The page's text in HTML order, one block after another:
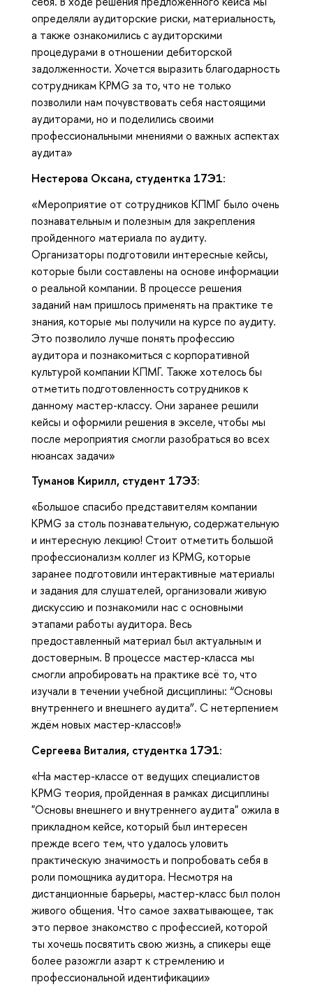
определяли аудиторские риски, материальность,
а также ознакомились с аудиторскими
процедурами в отношении дебиторской
задолженности. Хочется выразить благодарность
сотрудникам KPMG за то, что не только
позволили нам почувствовать себя настоящими
аудиторами, но и поделились своими
профессиональными мнениями о важных аспектах
аудита»
Нестерова Оксана, студентка 17Э1:
«Мероприятие от сотрудников КПМГ было очень
познавательным и полезным для закрепления
пройденного материала по аудиту.
Организаторы подготовили интересные кейсы,
которые были составлены на основе информации
о реальной компании. В процессе решения
заданий нам пришлось применять на практике те
знания, которые мы получили на курсе по аудиту.
Это позволило лучше понять профессию
аудитора и познакомиться с корпоративной
культурой компании КПМГ. Также хотелось бы
отметить подготовленность сотрудников к
данному мастер-классу. Они заранее решили
кейсы и оформили решения в экселе, чтобы мы
после мероприятия смогли разобраться во всех
нюансах задачи»
Туманов Кирилл, студент 17Э3:
«Большое спасибо представителям компании
KPMG за столь познавательную, содержательную
и интересную лекцию! Стоит отметить большой
профессионализм коллег из KPMG, которые
заранее подготовили интерактивные материалы
и задания для слушателей, организовали живую
дискуссию и познакомили нас с основными
этапами работы аудитора. Весь
предоставленный материал был актуальным и
достоверным. В процессе мастер-класса мы
смогли апробировать на практике всё то, что
изучали в течении учебной дисциплины: “Основы
внутреннего и внешнего аудита”. С нетерпением
ждём новых мастер-классов!»
Сергеева Виталия, студентка 17Э1:
«На мастер-классе от ведущих специалистов
KPMG теория, пройденная в рамках дисциплины
"Основы внешнего и внутреннего аудита" ожила в
прикладном кейсе, который был интересен
прежде всего тем, что удалось уловить
практическую значимость и попробовать себя в
роли помощника аудитора. Несмотря на
дистанционные барьеры, мастер-класс был полон
живого общения. Что самое захватывающее, так
это первое знакомство с профессией, которой
ты хочешь посвятить свою жизнь, а спикеры ещё
более разожгли азарт к стремлению и
профессиональной идентификации»